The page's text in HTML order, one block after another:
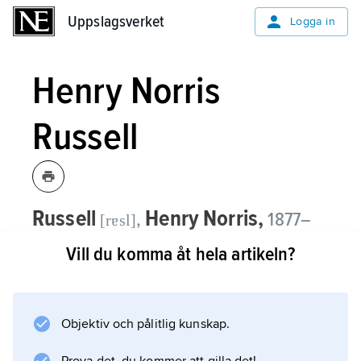
Uppslagsverket Logga in
Henry Norris
Russell
Russell [rɐsl], Henry Norris, 1877–
1957, amerikansk astrofysiker, professor
och chef för observatoriet i Princeton
Russell intog en framträdande ställning inom
amerikansk astronomi. Han utarbetade
Vill du komma åt hela artikeln?
Objektiv och pålitlig kunskap.